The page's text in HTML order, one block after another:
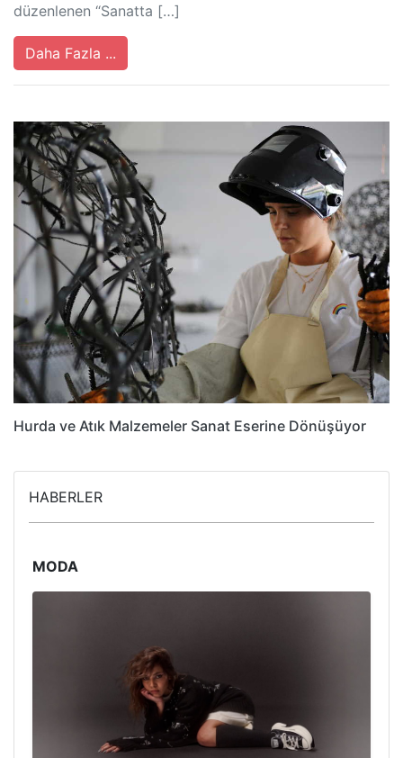
düzenlenen “Sanatta […]
Daha Fazla ...
Hurda ve Atık Malzemeler Sanat Eserine Dönüşüyor
HABERLER
MODA